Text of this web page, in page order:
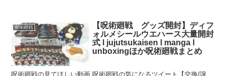
呪術廻戦
【呪術廻戦 グッズ開封】ディフ
ォルメシールウエハース大量開封
式 l jujutsukaisen l manga l
unboxingほか呪術廻戦まとめ
呪術廻戦の見てほしい動画 呪術廻戦の気になるツイート【交換/譲